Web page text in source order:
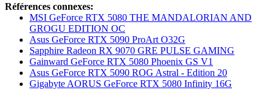
Références connexes:
MSI GeForce RTX 5080 THE MANDALORIAN AND
GROGU EDITION OC
Asus GeForce RTX 5090 ProArt O32G
Sapphire Radeon RX 9070 GRE PULSE GAMING
Gainward GeForce RTX 5080 Phoenix GS V1
Asus GeForce RTX 5090 ROG Astral - Edition 20
Gigabyte AORUS GeForce RTX 5080 Infinity 16G